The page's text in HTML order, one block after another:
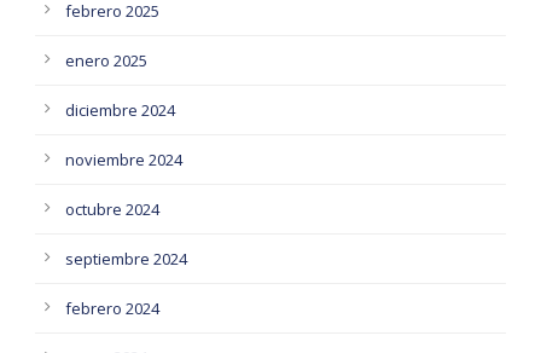
febrero 2025
enero 2025
diciembre 2024
noviembre 2024
octubre 2024
septiembre 2024
febrero 2024